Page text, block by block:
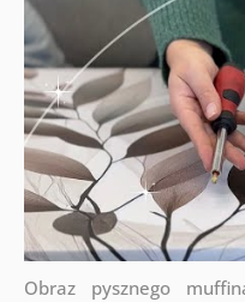
Obraz pysznego